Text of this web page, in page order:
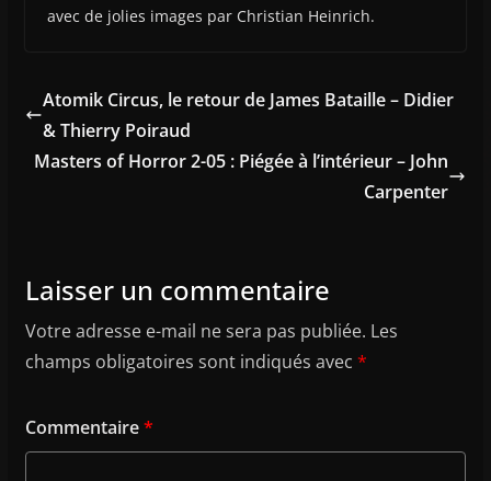
avec de jolies images par Christian Heinrich.
Atomik Circus, le retour de James Bataille – Didier
& Thierry Poiraud
Masters of Horror 2-05 : Piégée à l’intérieur – John
Carpenter
Laisser un commentaire
Votre adresse e-mail ne sera pas publiée. Les
champs obligatoires sont indiqués avec *
Commentaire*